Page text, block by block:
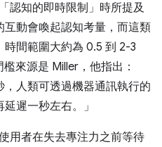
認知的即時限制」時所提及
動會喚起認知考量，而這類
間範圍大約為 0.5 到 2-3
來源是 Miller，他指出：
，人類可透過機器通訊執行的
遲一秒左右。」
用者在失去專注力之前等待